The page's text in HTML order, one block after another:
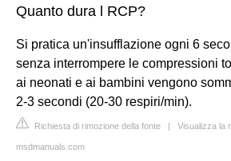
Quanto dura l RCP?
Si pratica un'insufflazione ogni 6
senza interrompere le compressioni
ai neonati e ai bambini vengono
2-3 secondi (20-30 respiri/min).
Richiesta di rimozione della fonte | Visualizza la
msdmanuals.com